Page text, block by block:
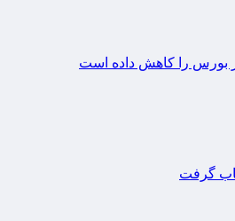
بورس را کاهش داده است
گرفت